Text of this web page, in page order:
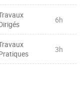
6h
3h